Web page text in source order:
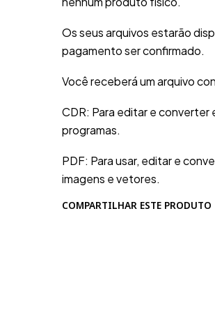
Os seus arquivos estarão
pagamento ser confirmado.
Você receberá um arquivo
CDR: Para editar e
programas.
PDF: Para usar, editar e
imagens e vetores.
COMPARTILHAR ESTE PRODUTO